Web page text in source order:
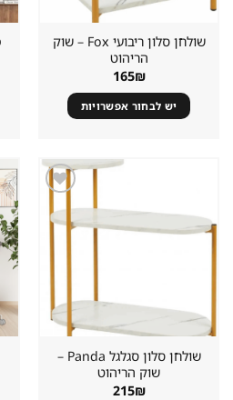
שולחן סלון ריבועי Fox – שוק
הריהוט
165₪
יש לבחור אפשרויות
שמור
מוצר
במועדפים
שולחן סלון סגלגל Panda –
שוק הריהוט
215₪